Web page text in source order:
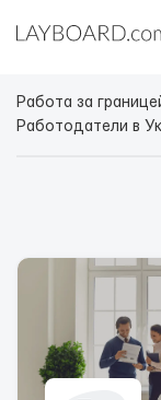
Работа за
Работодатели в